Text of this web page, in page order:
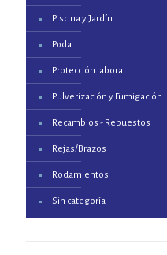
Piscina y Jardín
Poda
Protección laboral
Pulverización y Fumigación
Recambios - Repuestos
Rejas/Brazos
Rodamientos
Sin categoría